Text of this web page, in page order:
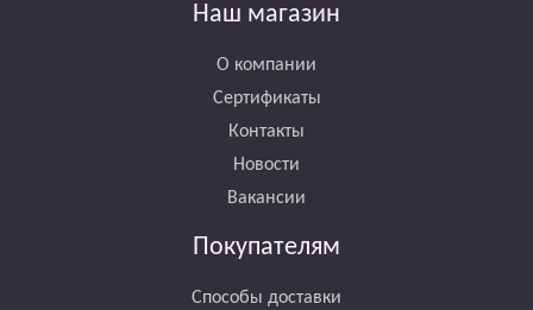
Наш магазин
О компании
Сертификаты
Контакты
Новости
Вакансии
Покупателям
Способы доставки